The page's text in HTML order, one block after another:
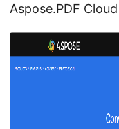
Aspose.PDF